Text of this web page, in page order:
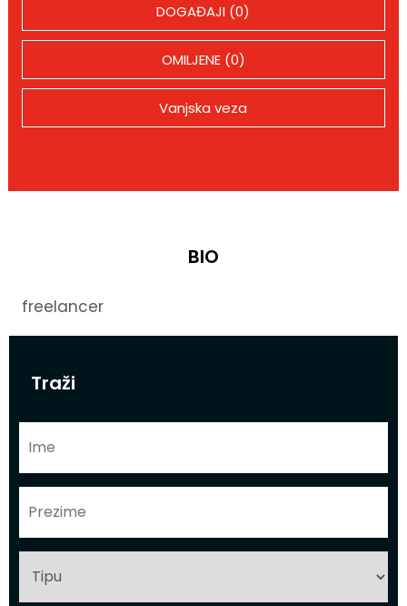
Traži
DOGAĐAJI (0)
OMILJENE (0)
Vanjska veza
BIO
freelancer